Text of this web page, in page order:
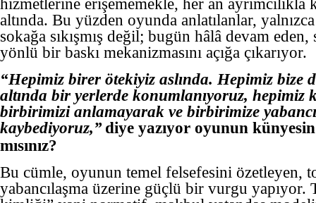
hizmetlerine erişememekle, her an ayrımcılıkla
altında. Bu yüzden oyunda anlatılanlar,
sokağa sıkışmış değil; bugün hâlâ devam
yönlü bir baskı mekanizmasını açığa çıkarıyor.
“Hepimiz birer ötekiyiz aslında. Hepimiz bize
altında bir yerlerde konumlanıyoruz, hepimiz
birbirimizi anlamayarak ve birbirimize
kaybediyoruz,” diye yazıyor oyunun
mısınız?
Bu cümle, oyunun temel felsefesini özetleyen,
yabancılaşma üzerine güçlü bir vurgu